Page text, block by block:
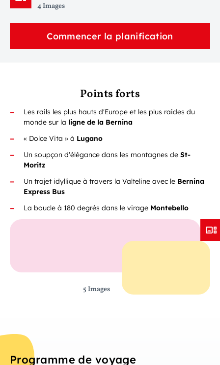
4 Images
Commencer la planification
Points forts
Les rails les plus hauts d'Europe et les plus raides du
monde sur la ligne de la Bernina
« Dolce Vita » à Lugano
Un soupçon d'élégance dans les montagnes de St-
Moritz
Un trajet idyllique à travers la Valteline avec le Bernina
Express Bus
La boucle à 180 degrés dans le virage Montebello
5 Images
Programme de voyage